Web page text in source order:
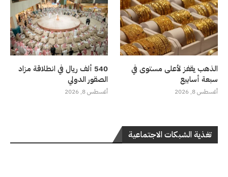
الذهب يقفز لأعلى مستوى في
سبعة أسابيع
أغسطس 8, 2026
540 ألف ريال في انطلاقة مزاد
الصقور الدولي
أغسطس 8, 2026
تغذية الشبكات الاجتماعية